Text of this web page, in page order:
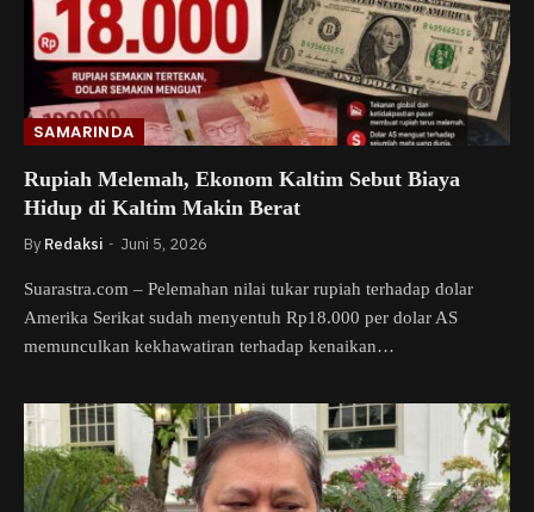
SAMARINDA
Rupiah Melemah, Ekonom Kaltim Sebut Biaya
Hidup di Kaltim Makin Berat
By Redaksi Juni 5, 2026
Suarastra.com – Pelemahan nilai tukar rupiah terhadap dolar
Amerika Serikat sudah menyentuh Rp18.000 per dolar AS
memunculkan kekhawatiran terhadap kenaikan…